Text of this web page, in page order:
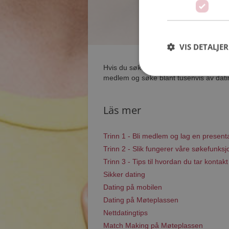
Hvis du søker dating i Sula har du
medlem og søke blant tusenvis av
Läs mer
Trinn 1 - Bli medlem og lag en
Trinn 2 - Slik fungerer våre
Trinn 3 - Tips til hvordan du tar kontakt
Sikker dating
Dating på mobilen
Dating på Møteplassen
Nettdatingtips
Match Making på Møteplassen
VIS DETALJER